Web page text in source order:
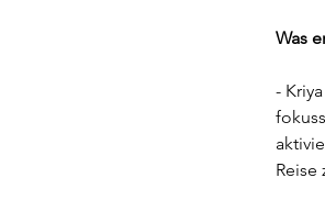
Was
-
Reise